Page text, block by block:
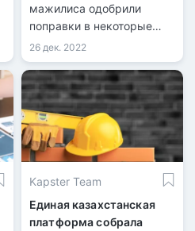
мажилиса одобрили
поправки в некоторые
законодательные акты по
вопросам жилищно-
коммунального
хозяйства, речь идет о
запрете для
застройщиков продавать
нежилые помещения и
паркинги, передает
Zakon.kz
26 дек. 2022
Kapster Team
Единая казахстанская
платформа собрала